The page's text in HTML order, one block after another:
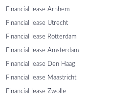
Financial lease Arnhem
Financial lease Utrecht
Financial lease Rotterdam
Financial lease Amsterdam
Financial lease Den Haag
Financial lease Maastricht
Financial lease Zwolle